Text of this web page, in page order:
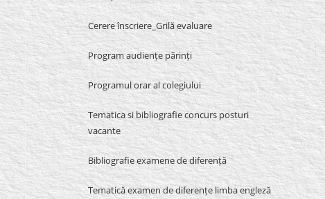
Cerere înscriere_Grilă evaluare
Program audiențe părinți
Programul orar al colegiului
Tematica si bibliografie concurs posturi
vacante
Bibliografie examene de diferență
Tematică examen de diferențe limba engleză